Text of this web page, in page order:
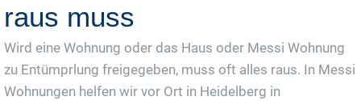
raus muss
Wird eine Wohnung oder das Haus oder Messi Wohnung
zu Entümprlung freigegeben, muss oft alles raus. In Messi
Wohnungen helfen wir vor Ort in Heidelberg in